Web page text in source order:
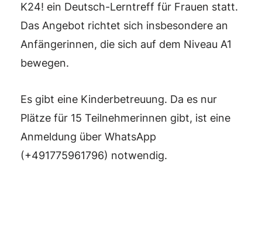
K24! ein Deutsch-Lerntreff für Frauen statt.
Das Angebot richtet sich insbesondere an
Anfängerinnen, die sich auf dem Niveau A1
bewegen.
Es gibt eine Kinderbetreuung. Da es nur
Plätze für 15 Teilnehmerinnen gibt, ist eine
Anmeldung über WhatsApp
(+491775961796) notwendig.